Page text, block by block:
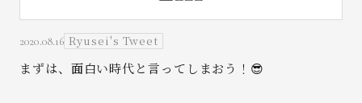
2020.08.16 Ryusei's Tweet
まずは、面白い時代と言ってしまおう！😎